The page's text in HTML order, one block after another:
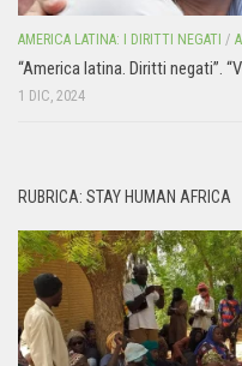
AMERICA LATINA: I DIRITTI NEGATI /
“America latina. Diritti negati”.
1 DIC, 2024
RUBRICA: STAY HUMAN AFRICA